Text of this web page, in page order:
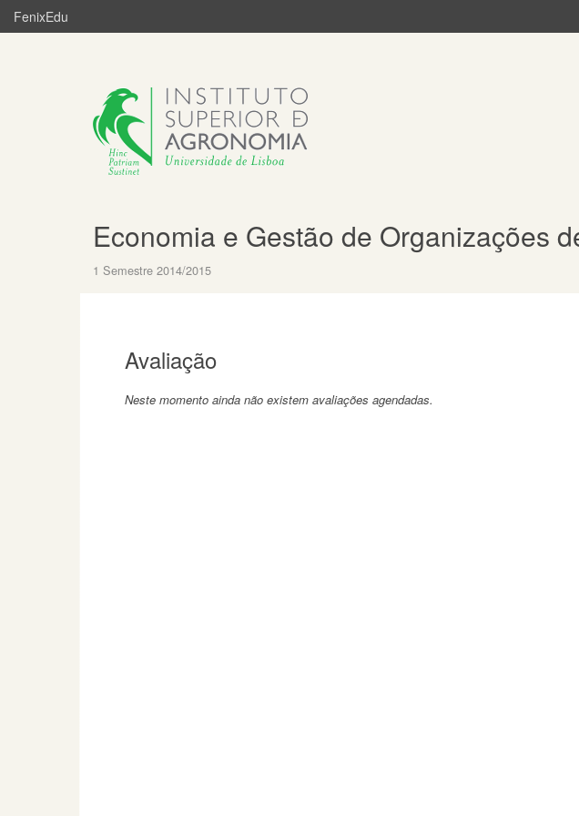
FenixEdu
Economia e Gestão de Organizações
1 Semestre 2014/2015
Avaliação
Neste momento ainda não existem avaliações agendadas.